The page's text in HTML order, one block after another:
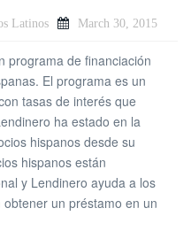
Latinos March 30, 2015
programa de financiación
El programa es un
tasas de interés que
ha estado en la
hispanos desde su
hispanos están
y Lendinero ayuda a los
un préstamo en un